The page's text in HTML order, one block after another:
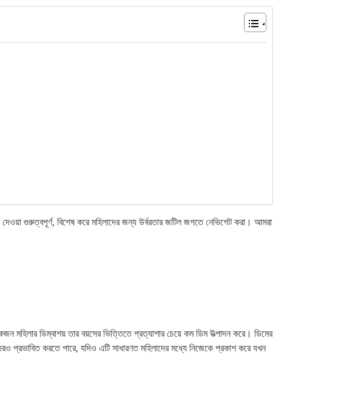
গুরুত্বপূর্ণ, বিশেষ করে মহিলাদের জন্য উর্বরতার জটিল জগতে নেভিগেট করা। আমরা
মহিলার ডিম্বাশয় তার বয়সের ভিত্তিতে প্রত্যাশার চেয়ে কম ডিম উত্পাদন করে। ডিমের
প্রভাবিত করতে পারে, যদিও এটি সাধারণত মহিলাদের মধ্যে নিজেকে প্রকাশ করে যখন